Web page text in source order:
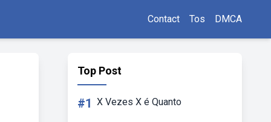
Contact Tos DMCA
Top Post
#1 X Vezes X é Quanto